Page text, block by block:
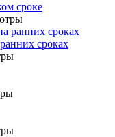
сроке
сроках